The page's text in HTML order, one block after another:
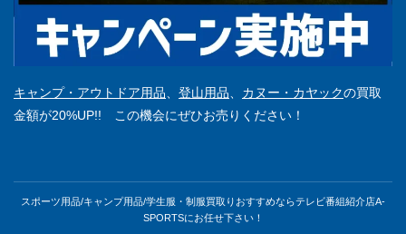
キャンプ・アウトドア用品 登山用品 カヌー・カヤックの買取
金額が20%UP!! この機会にぜひお売りください！
スポーツ用品/キャンプ用品/学生服・制服買取りおすすめならテレビ番組紹介店A-
SPORTSにお任せ下さい！